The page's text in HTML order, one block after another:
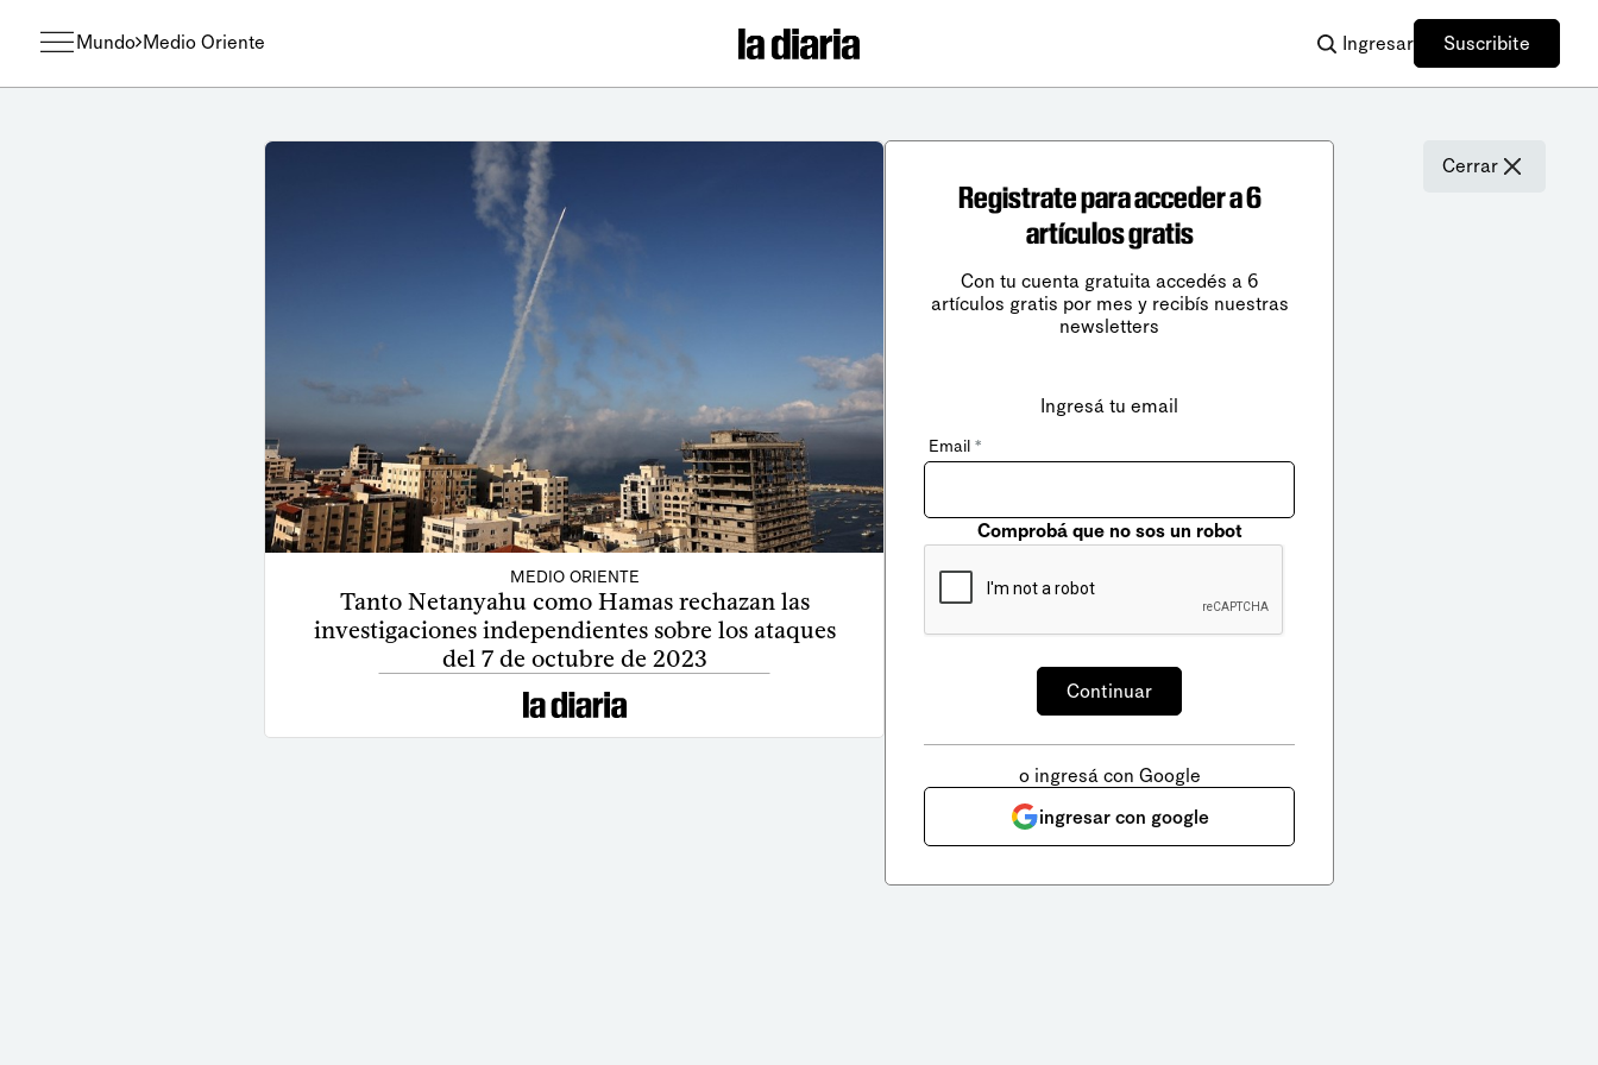
Mundo Medio Oriente Ingresar Suscribite
MEDIO ORIENTE
Tanto Netanyahu como Hamas rechazan las
investigaciones independientes sobre los ataques
del 7 de octubre de 2023
Cerrar
Registrate para acceder a 6
artículos gratis
Con tu cuenta gratuita accedés a 6
artículos gratis por mes y recibís nuestras
newsletters
Ingresá tu email
Email *
Comprobá que no sos un robot
o ingresá con Google
ingresar con google